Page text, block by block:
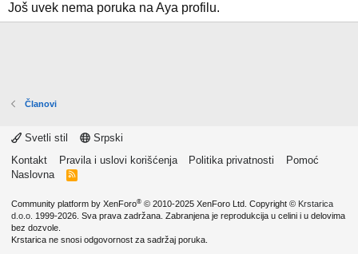
Još uvek nema poruka na Aya profilu.
Članovi
Svetli stil
Srpski
Kontakt
Pravila i uslovi korišćenja Politika privatnosti
Pomoć
Naslovna
R
Community platform by XenForo® © 2010-2025 XenForo Ltd. Copyright © Krstarica
d.o.o. 1999-2026. Sva prava zadržana. Zabranjena je reprodukcija u celini i u delovima
bez dozvole.
Krstarica ne snosi odgovornost za sadržaj poruka.